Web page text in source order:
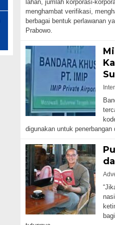
lahan, jumlah korporasi-
menghambat verifikasi,
berbagai bentuk perlawanan
Prabowo.
digunakan untuk